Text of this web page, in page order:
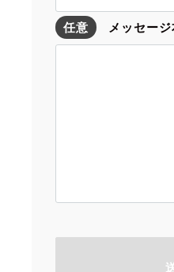
任意 メッセー